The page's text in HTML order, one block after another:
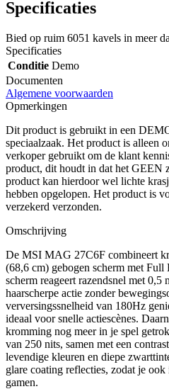
Specificaties
Bied op ruim 6051 kavels in meer
Specificaties
Conditie Demo
Documenten
Algemene voorwaarden
Opmerkingen
Dit product is gebruikt in een
speciaalzaak. Het product is alleen
verkoper gebruikt om de klant
product, dit houdt in dat het GEEN
product kan hierdoor wel lichte
hebben opgelopen. Het product is
verzekerd verzonden.
Omschrijving
De MSI MAG 27C6F combineert
(68,6 cm) gebogen scherm met
scherm reageert razendsnel met 0,5
haarscherpe actie zonder
verversingssnelheid van 180Hz
ideaal voor snelle actiescènes.
kromming nog meer in je spel
van 250 nits, samen met een
levendige kleuren en diepe
glare coating reflecties, zodat je
gamen.